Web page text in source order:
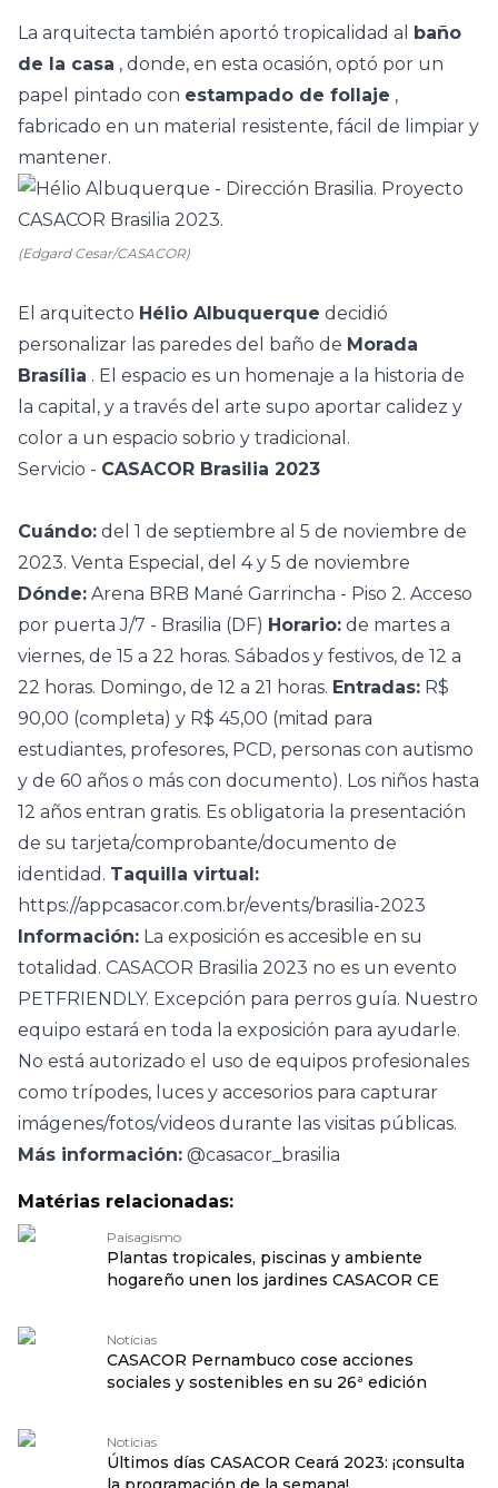
La arquitecta también aportó tropicalidad al baño
de la casa , donde, en esta ocasión, optó por un
papel pintado con estampado de follaje ,
fabricado en un material resistente, fácil de limpiar y
mantener.
(Edgard Cesar/CASACOR)
El arquitecto Hélio Albuquerque decidió
personalizar las paredes del baño de Morada
Brasília . El espacio es un homenaje a la historia de
la capital, y a través del arte supo aportar calidez y
color a un espacio sobrio y tradicional.
Servicio - CASACOR Brasilia 2023
Cuándo: del 1 de septiembre al 5 de noviembre de
2023. Venta Especial, del 4 y 5 de noviembre
Dónde: Arena BRB Mané Garrincha - Piso 2. Acceso
por puerta J/7 - Brasilia (DF) Horario: de martes a
viernes, de 15 a 22 horas. Sábados y festivos, de 12 a
22 horas. Domingo, de 12 a 21 horas. Entradas: R$
90,00 (completa) y R$ 45,00 (mitad para
estudiantes, profesores, PCD, personas con autismo
y de 60 años o más con documento). Los niños hasta
12 años entran gratis. Es obligatoria la presentación
de su tarjeta/comprobante/documento de
identidad. Taquilla virtual:
https://appcasacor.com.br/events/brasilia-2023
Información: La exposición es accesible en su
totalidad. CASACOR Brasilia 2023 no es un evento
PETFRIENDLY. Excepción para perros guía. Nuestro
equipo estará en toda la exposición para ayudarle.
No está autorizado el uso de equipos profesionales
como trípodes, luces y accesorios para capturar
imágenes/fotos/videos durante las visitas públicas.
Más información: @casacor_brasilia
Matérias relacionadas:
Paisagismo
Plantas tropicales, piscinas y ambiente
hogareño unen los jardines CASACOR CE
Notícias
CASACOR Pernambuco cose acciones
sociales y sostenibles en su 26ª edición
Notícias
Últimos días CASACOR Ceará 2023: ¡consulta